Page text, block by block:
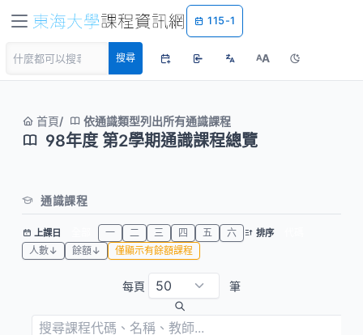
115-1
搜尋 AA
首頁 依通識類型列出所有通識課程
98年度 第2學期通識課程總覽
通識課程
上課日 一 二 三 四 五 六 排序
人數↓
餘額↓ 僅顯示有餘額課程
每頁 筆